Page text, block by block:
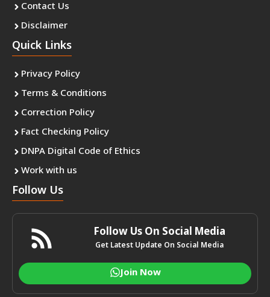
Contact Us
Disclaimer
Quick Links
Privacy Policy
Terms & Conditions
Correction Policy
Fact Checking Policy
DNPA Digital Code of Ethics
Work with us
Follow Us
Follow Us On Social Media
Get Latest Update On Social Media
Join Now